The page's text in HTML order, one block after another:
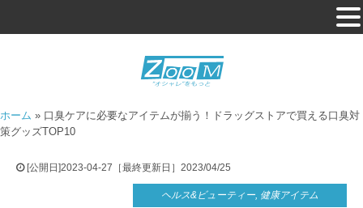
ホーム » 口臭ケアに必要なアイテムが揃う！ドラッグストアで買える口臭対
策グッズTOP10
[公開日]2023-04-27［最終更新日］2023/04/25
ヘルス&ビューティー, 健康アイテム